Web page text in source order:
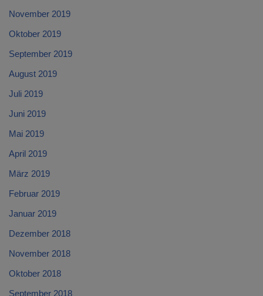
November 2019
Oktober 2019
September 2019
August 2019
Juli 2019
Juni 2019
Mai 2019
April 2019
März 2019
Februar 2019
Januar 2019
Dezember 2018
November 2018
Oktober 2018
September 2018